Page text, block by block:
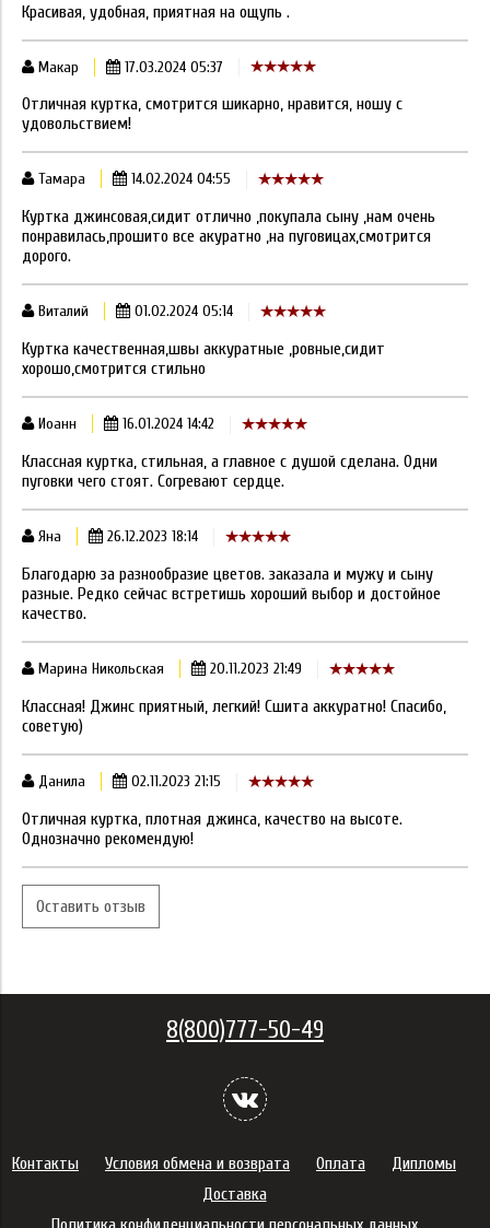
Красивая, удобная, приятная на ощупь .
Макар 17.03.2024 05:37
Отличная куртка, смотрится шикарно, нравится, ношу с
удовольствием!
Тамара 14.02.2024 04:55
Куртка джинсовая,сидит отлично ,покупала сыну ,нам очень
понравилась,прошито все акуратно ,на пуговицах,смотрится
дорого.
Виталий 01.02.2024 05:14
Куртка качественная,швы аккуратные ,ровные,сидит
хорошо,смотрится стильно
Иоанн 16.01.2024 14:42
Классная куртка, стильная, а главное с душой сделана. Одни
пуговки чего стоят. Согревают сердце.
Яна 26.12.2023 18:14
Благодарю за разнообразие цветов. заказала и мужу и сыну
разные. Редко сейчас встретишь хороший выбор и достойное
качество.
Марина Никольская 20.11.2023 21:49
Классная! Джинс приятный, легкий! Сшита аккуратно! Спасибо,
советую)
Данила 02.11.2023 21:15
Отличная куртка, плотная джинса, качество на высоте.
Однозначно рекомендую!
Оставить отзыв
8(800)777-50-49
Контакты Условия обмена и возврата Оплата
Дипломы
Доставка